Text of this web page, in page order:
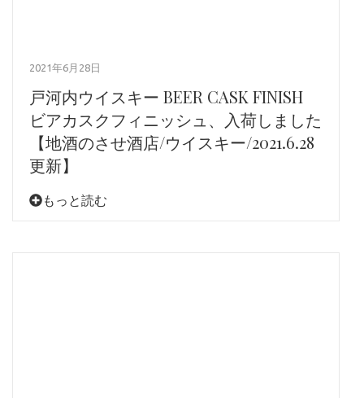
2021年6月28日
戸河内ウイスキー BEER CASK FINISH
ビアカスクフィニッシュ、入荷しました
【地酒のさせ酒店/ウイスキー/2021.6.28
更新】
もっと読む